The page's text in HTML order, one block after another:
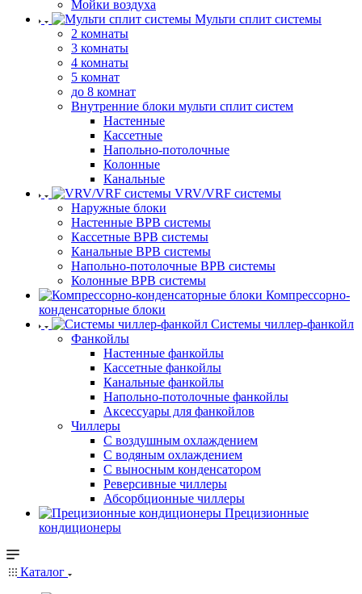
Мойки воздуха
Мульти сплит системы
2 комнаты
3 комнаты
4 комнаты
5 комнат
до 8 комнат
Внутренние блоки мульти сплит систем
Настенные
Кассетные
Напольно-потолочные
Колонные
Канальные
VRV/VRF системы
Наружные блоки
Настенные ВРВ системы
Кассетные ВРВ системы
Канальные ВРВ системы
Напольно-потолочные ВРВ системы
Колонные ВРВ системы
Компрессорно-
конденсаторные блоки
Системы чиллер-фанкойл
Фанкойлы
Настенные фанкойлы
Кассетные фанкойлы
Канальные фанкойлы
Напольно-потолочные фанкойлы
Аксессуары для фанкойлов
Чиллеры
С воздушным охлаждением
С водяным охлаждением
С выносным конденсатором
Реверсивные чиллеры
Абсорбционные чиллеры
Прецизионные
кондиционеры
Каталог